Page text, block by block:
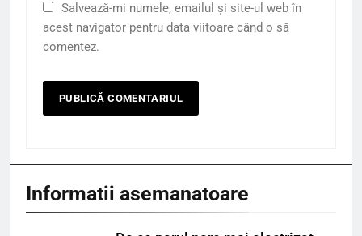
Salvează-mi numele, emailul și site-ul web în
acest navigator pentru data viitoare când o să
comentez.
Informatii asemanatoare